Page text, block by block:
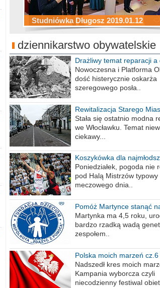
Studniówka Długosz 2019.01.12
ZS Budowlanych 2019.01.12
Studniówka LZK 2019.01.11
dziennikarstwo obywatelskie
Drażliwy temat reparacji a
berlińska
Nowoczesna i Platforma
dość histerycznie oskarża
szeregowego posła..
Rewitalizacja Starego
Stała się ostatnio modna
we Włocławku. Temat
ciekawy...
Koszykówka dla
Poniedziałek, pogoda nie
pod Halą Mistrzów typowy
meczowego dnia..
Pomóż Martynce stanąć
Martynka ma 4,5 roku,
bardzo rzadką wadą
zespołem..
Polska moich marzeń cz.6
Nadszedł kres moich
Kampania wyborcza czyli
niecodzienny festiwal